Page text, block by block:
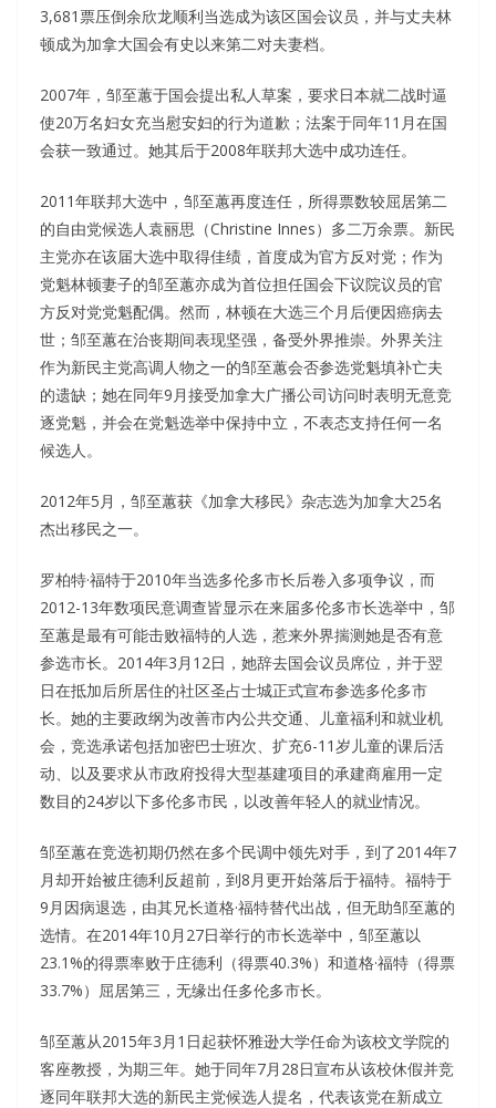
3,681票压倒余欣龙顺利当选成为该区国会议员，并与丈夫林
顿成为加拿大国会有史以来第二对夫妻档。
2007年，邹至蕙于国会提出私人草案，要求日本就二战时逼
使20万名妇女充当慰安妇的行为道歉；法案于同年11月在国
会获一致通过。她其后于2008年联邦大选中成功连任。
2011年联邦大选中，邹至蕙再度连任，所得票数较屈居第二
的自由党候选人袁丽思（Christine Innes）多二万余票。新民
主党亦在该届大选中取得佳绩，首度成为官方反对党；作为
党魁林顿妻子的邹至蕙亦成为首位担任国会下议院议员的官
方反对党党魁配偶。然而，林顿在大选三个月后便因癌病去
世；邹至蕙在治丧期间表现坚强，备受外界推崇。外界关注
作为新民主党高调人物之一的邹至蕙会否参选党魁填补亡夫
的遗缺；她在同年9月接受加拿大广播公司访问时表明无意竞
逐党魁，并会在党魁选举中保持中立，不表态支持任何一名
候选人。
2012年5月，邹至蕙获《加拿大移民》杂志选为加拿大25名
杰出移民之一。
罗柏特·福特于2010年当选多伦多市长后卷入多项争议，而
2012-13年数项民意调查皆显示在来届多伦多市长选举中，邹
至蕙是最有可能击败福特的人选，惹来外界揣测她是否有意
参选市长。2014年3月12日，她辞去国会议员席位，并于翌
日在抵加后所居住的社区圣占士城正式宣布参选多伦多市
长。她的主要政纲为改善市内公共交通、儿童福利和就业机
会，竞选承诺包括加密巴士班次、扩充6-11岁儿童的课后活
动、以及要求从市政府投得大型基建项目的承建商雇用一定
数目的24岁以下多伦多市民，以改善年轻人的就业情况。
邹至蕙在竞选初期仍然在多个民调中领先对手，到了2014年7
月却开始被庄德利反超前，到8月更开始落后于福特。福特于
9月因病退选，由其兄长道格·福特替代出战，但无助邹至蕙的
选情。在2014年10月27日举行的市长选举中，邹至蕙以
23.1%的得票率败于庄德利（得票40.3%）和道格·福特（得票
33.7%）屈居第三，无缘出任多伦多市长。
邹至蕙从2015年3月1日起获怀雅逊大学任命为该校文学院的
客座教授，为期三年。她于同年7月28日宣布从该校休假并竞
逐同年联邦大选的新民主党候选人提名，代表该党在新成立